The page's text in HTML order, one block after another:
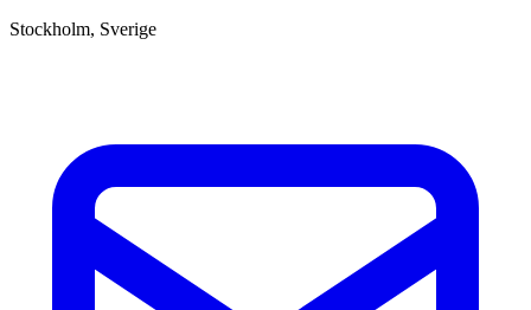
Stockholm, Sverige